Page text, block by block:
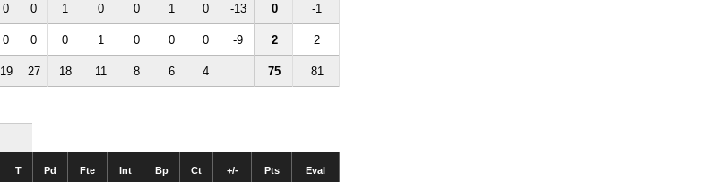
0 0 1 0 0 1 0 -13 0 -1
0 0 0 1 0 0 0 -9 2 2
19 27 18 11 8 6 4 75 81
T Pd Fte Int Bp Ct +/- Pts Eval